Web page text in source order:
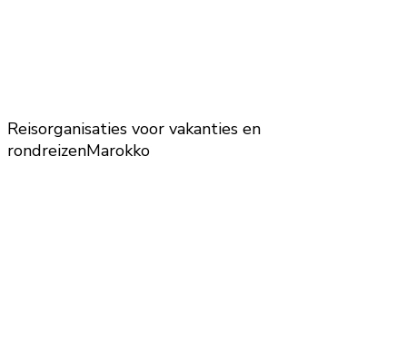
Reisorganisaties voor vakanties en
rondreizenMarokko